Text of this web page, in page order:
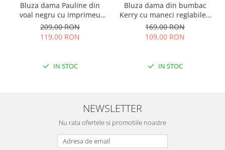
Bluza dama Pauline din
voal negru cu imprimeu
floral auriu
209,00 RON
119,00 RON
IN STOC
Bluza dama din bumbac
Kerry cu maneci reglabile -
Ecru
169,00 RON
109,00 RON
IN STOC
NEWSLETTER
Nu rata ofertele si promotiile noastre